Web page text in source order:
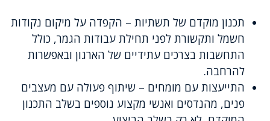
תכנון מוקדם של תשתיות – הקפדה על מיקום נקודות
חשמל ותקשורת לפני תחילת עבודות הגמר, כולל
התחשבות בצרכים עתידיים של הארגון ובאפשרות
להרחבה.
התייעצות עם מומחים – שיתוף פעולה עם מעצבים
פנים, מהנדסים ואנשי מקצוע נוספים בשלב התכנון